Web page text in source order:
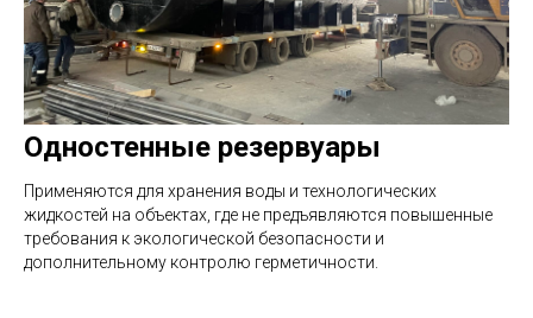
Одностенные резервуары
Применяются для хранения воды и технологических
жидкостей на объектах, где не предъявляются повышенные
требования к экологической безопасности и
дополнительному контролю герметичности.